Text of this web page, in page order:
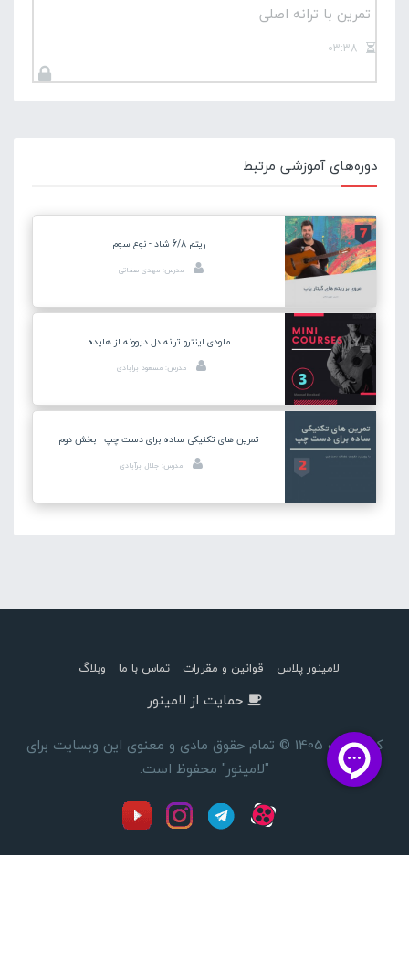
تمرین با ترانه اصلی
دوره‌های آموزشی مرتبط
ریتم 6/8 شاد - نوع سوم
مدرس: مهدی صفاتی
ملودی اینترو ترانه دل دیوونه از هایده
مدرس: مسعود برآبادی
تمرین های تکنیکی ساده برای دست چپ - بخش دوم
مدرس: جلال برآبادی
لامینور پلاس قوانین و مقررات تماس با ما وبلاگ
حمایت از لامینور
کپی رایت 1405 © تمام حقوق مادی و معنوی این وبسایت برای
"لامینور" محفوظ است.